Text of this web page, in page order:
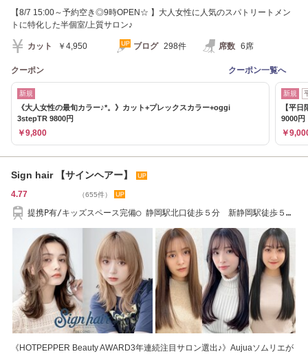
【8/7 15:00～予約空き◎9時OPEN☆ 】大人女性に人気のスパトリートメン
トに特化した半個室/上質サロン♪
カット ￥4,950 ブログ 298件 席数 6席
クーポン クーポン一覧へ
新規
《大人女性の最旬カラー♪*。》カット+プレックスカラー+oggi
3stepTR 9800円
￥9,800
新規
【平
9000円
￥
Sign hair 【サインヘアー】
4.77 （655件）
提携P有/キッズスペース完備◯ 静岡駅北口徒歩５分 新静岡駅徒歩５
《HOTPEPPER Beauty AWARD3年連続注目サロン選出♪》Aujuaソムリエが